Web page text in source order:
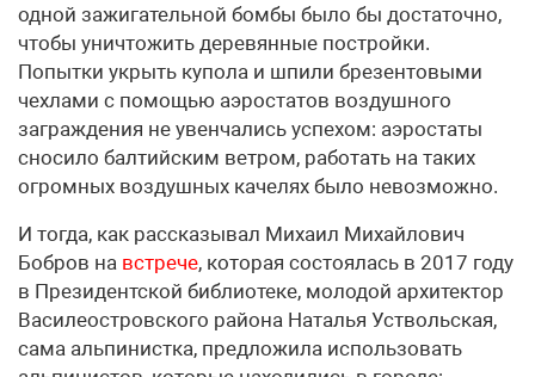
одной зажигательной бомбы было бы достаточно,
чтобы уничтожить деревянные постройки.
Попытки укрыть купола и шпили брезентовыми
чехлами с помощью аэростатов воздушного
заграждения не увенчались успехом: аэростаты
сносило балтийским ветром, работать на таких
огромных воздушных качелях было невозможно.
И тогда, как рассказывал Михаил Михайлович
Бобров на встрече, которая состоялась в 2017 году
в Президентской библиотеке, молодой архитектор
Василеостровского района Наталья Уствольская,
сама альпинистка, предложила использовать